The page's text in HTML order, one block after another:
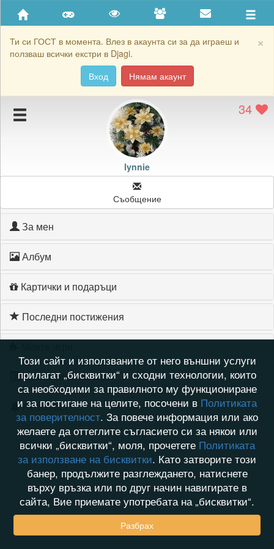
×
Ти си ГОСТ в момента. Влез в акаунта си за да играеш и
ползваш всички екстри в Djagi.
Вход
Нямам акаунт
Приятели
Хронология на игри
Подаръците на lynnie 34
lynnie
Съобщение
За мен
Албум
Картички и подаръци
Последни постижения
Хронология на игри
Активност
Този сайт и използваните от него външни услуги
прилагат „бисквитки“ и сходни технологии, които
са необходими за правилното му функциониране
и за постигане на целите, посочени в Политиката
за поверителност. За повече информация или ако
желаете да оттеглите съгласието си за някои или
всички „бисквитки“, моля, прочетете Политиката
за използване на бисквитки. Като затворите този
банер, продължите разглеждането, натиснете
върху връзка или по друг начин навигирате в
сайта, Вие приемате употребата на „бисквитки“.
Разбрах